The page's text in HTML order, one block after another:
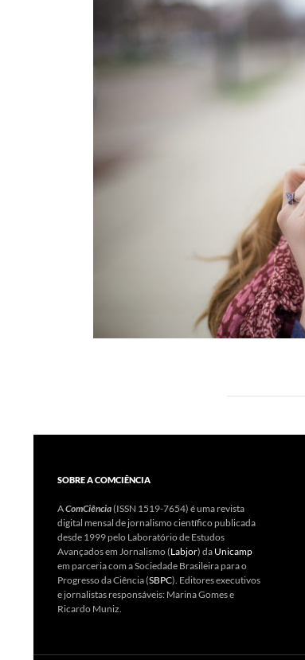
SOBRE A COMCIÊNCIA
AComCiência(ISSN 1519-7654) é uma revista
digital mensal de jornalismo científico publicada
desde 1999 pelo Laboratório de Estudos
Avançados em Jornalismo (Labjor) da Unicamp
em parceria com a Sociedade Brasileira para o
Progresso da Ciência (SBPC). Editores executivos
e jornalistas responsáveis: Marina Gomes e
Ricardo Muniz.